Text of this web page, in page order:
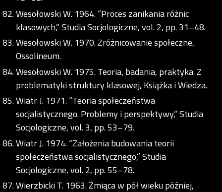
Wesołowski W. 1964. “Proces zanikania różnic
klasowych,” Studia Socjologiczne, vol. 2, pp. 31–48.
Wesołowski W. 1970. Zróżnicowanie społeczne,
Ossolineum.
Wesołowski W. 1975. Teoria, badania, praktyka. Z
problematyki struktury klasowej, Książka i Wiedza.
Wiatr J. 1971. “Teoria społeczeństwa
socjalistycznego. Problemy i perspektywy,” Studia
Socjologiczne, vol. 3, pp. 53–79.
Wiatr J. 1974. “Założenia budowania teorii
społeczeństwa socjalistycznego,” Studia
Socjologiczne, vol. 2, pp. 55–78.
Wierzbicki T. 1963. Żmiąca w pół wieku później,